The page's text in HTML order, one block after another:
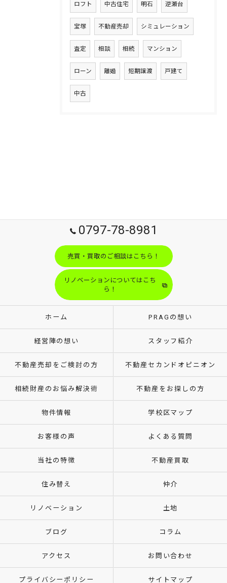
ロフト 中古住宅 明石 逆瀬台
宝塚 不動産売却 シミュレーション
査定 相談 相続 マンション
ローン 離婚 短期譲渡 戸建て
中古
0797-78-8981
売買・買取のご相談はこちら！
リノベーションについてはこち
ら！
ホーム PRAGの想い
経営陣の想い スタッフ紹介
不動産売却をご検討の方 不動産セカンドオピニオン
相続財産のお悩み解決術 不動産をお探しの方
物件情報 学校区マップ
お客様の声 よくある質問
当社の特徴 不動産買取
住み替え 仲介
リノベーション 土地
ブログ コラム
アクセス お問い合わせ
プライバシーポリシー サイトマップ